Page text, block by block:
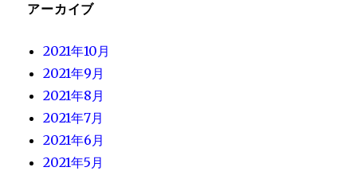
アーカイブ
2021年10月
2021年9月
2021年8月
2021年7月
2021年6月
2021年5月